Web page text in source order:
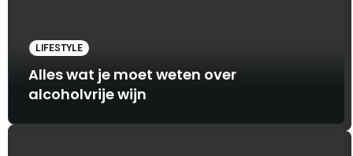
LIFESTYLE
Alles wat je moet weten over
alcoholvrije wijn